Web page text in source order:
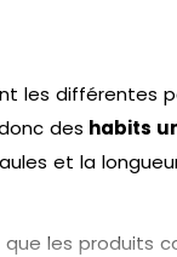
les différentes
des habits
et la
les